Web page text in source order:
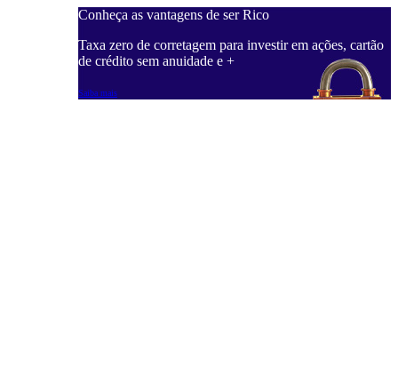
Conheça as vantagens de ser Rico
Taxa zero de corretagem para investir em ações, cartão
de crédito sem anuidade e +
Saiba mais